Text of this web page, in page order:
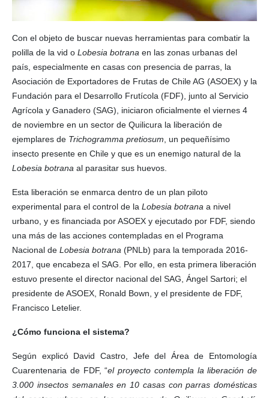
Con el objeto de buscar nuevas herramientas para combatir la
polilla de la vid o Lobesia botrana en las zonas urbanas del
país, especialmente en casas con presencia de parras, la
Asociación de Exportadores de Frutas de Chile AG (ASOEX) y la
Fundación para el Desarrollo Frutícola (FDF), junto al Servicio
Agrícola y Ganadero (SAG), iniciaron oficialmente el viernes 4
de noviembre en un sector de Quilicura la liberación de
ejemplares de Trichogramma pretiosum , un pequeñísimo
insecto presente en Chile y que es un enemigo natural de la
Lobesia botrana al parasitar sus huevos.
Esta liberación se enmarca dentro de un plan piloto
experimental para el control de la Lobesia botrana a nivel
urbano, y es financiada por ASOEX y ejecutado por FDF, siendo
una más de las acciones contempladas en el Programa
Nacional de Lobesia botrana (PNLb) para la temporada 2016-
2017, que encabeza el SAG. Por ello, en esta primera liberación
estuvo presente el director nacional del SAG, Ángel Sartori; el
presidente de ASOEX, Ronald Bown, y el presidente de FDF,
Francisco Letelier.
¿Cómo funciona el sistema?
Según explicó David Castro, Jefe del Área de Entomología
Cuarentenaria de FDF, “el proyecto contempla la liberación de
3.000 insectos semanales en 10 casas con parras domésticas